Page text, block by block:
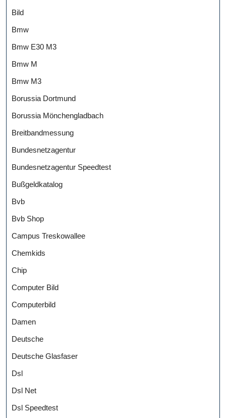
Bild
Bmw
Bmw E30 M3
Bmw M
Bmw M3
Borussia Dortmund
Borussia Mönchengladbach
Breitbandmessung
Bundesnetzagentur
Bundesnetzagentur Speedtest
Bußgeldkatalog
Bvb
Bvb Shop
Campus Treskowallee
Chemkids
Chip
Computer Bild
Computerbild
Damen
Deutsche
Deutsche Glasfaser
Dsl
Dsl Net
Dsl Speedtest